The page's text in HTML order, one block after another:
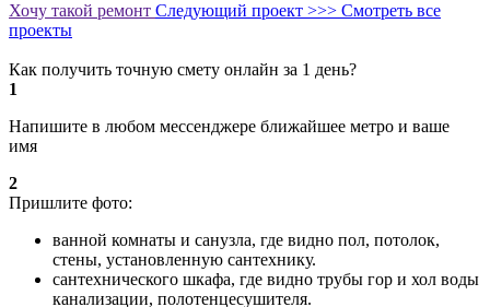
Хочу такой ремонт Следующий проект >>> Смотреть все
проекты
Как получить точную смету онлайн за 1 день?
1
Напишите в любом мессенджере ближайшее метро и ваше
имя
2
Пришлите фото:
ванной комнаты и санузла, где видно пол, потолок,
стены, установленную сантехнику.
сантехнического шкафа, где видно трубы гор и хол воды
канализации, полотенцесушителя.